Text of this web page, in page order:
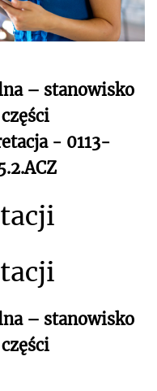
– stanowisko
- 0113-
– stanowisko